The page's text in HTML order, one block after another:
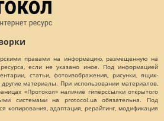
правами на информацию, размещенную на
если не указано иное. Под информацией
статьи, фотоизображения, рисунки, ящик-
материалы. При использовании материалов,
«Протокол» наличие гиперссылки открытого
системами на protocol.ua обязательна. Под
копирования, адаптация, рерайтинг, модификация